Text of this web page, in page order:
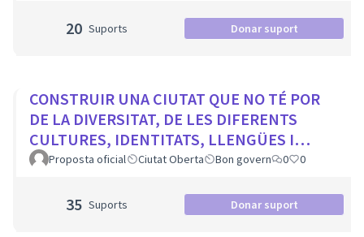
20 Suports Donar suport
CONSTRUIR UNA CIUTAT QUE NO TÉ POR
DE LA DIVERSITAT, DE LES DIFERENTS
CULTURES, IDENTITATS, LLENGÜES I
RELIGIONS
Proposta oficial Ciutat Oberta Bon govern 0 0
35 Suports Donar suport